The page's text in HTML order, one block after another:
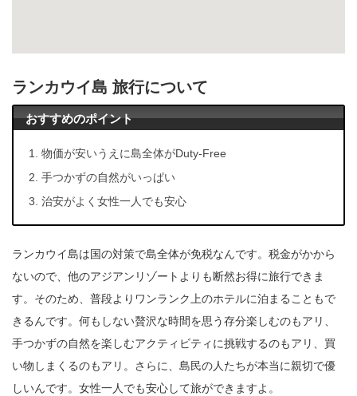
ランカウイ島 旅行について
おすすめのポイント
物価が安いうえに島全体がDuty-Free
手つかずの自然がいっぱい
治安がよく女性一人でも安心
ランカウイ島は国の対策で島全体が免税なんです。税金がかから
ないので、他のアジアンリゾートよりも断然お得に旅行できま
す。そのため、普段よりワンランク上のホテルに泊まることもで
きるんです。何もしない贅沢な時間を思う存分楽しむのもアリ、
手つかずの自然を楽しむアクティビティに挑戦するのもアリ、買
い物しまくるのもアリ。さらに、島民の人たちが本当に親切で優
しいんです。女性一人でも安心して旅ができますよ。